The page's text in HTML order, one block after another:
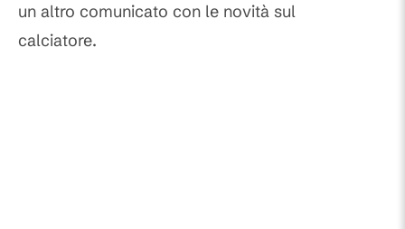
un altro comunicato con le novità sul
calciatore.